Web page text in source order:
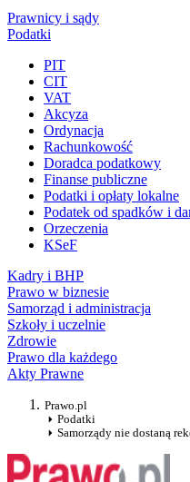
Prawnicy i sądy
Podatki
PIT
CIT
VAT
Akcyza
Ordynacja
Rachunkowość
Doradca podatkowy
Finanse publiczne
Podatki i opłaty lokalne
Podatek od spadków i
Orzeczenia
KSeF
Kadry i BHP
Prawo w biznesie
Samorząd i administracja
Szkoły i uczelnie
Zdrowie
Prawo dla każdego
Akty Prawne
Prawo.pl
Podatki
Samorządy nie dostaną